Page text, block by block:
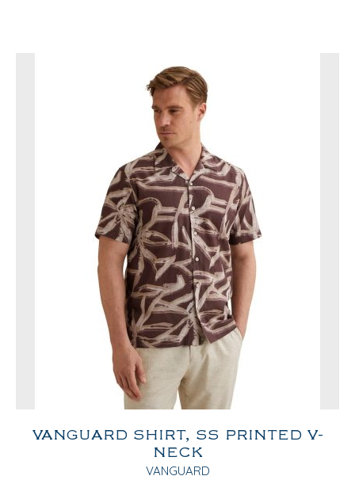
VANGUARD SHIRT, SS PRINTED V-
NECK
VANGUARD